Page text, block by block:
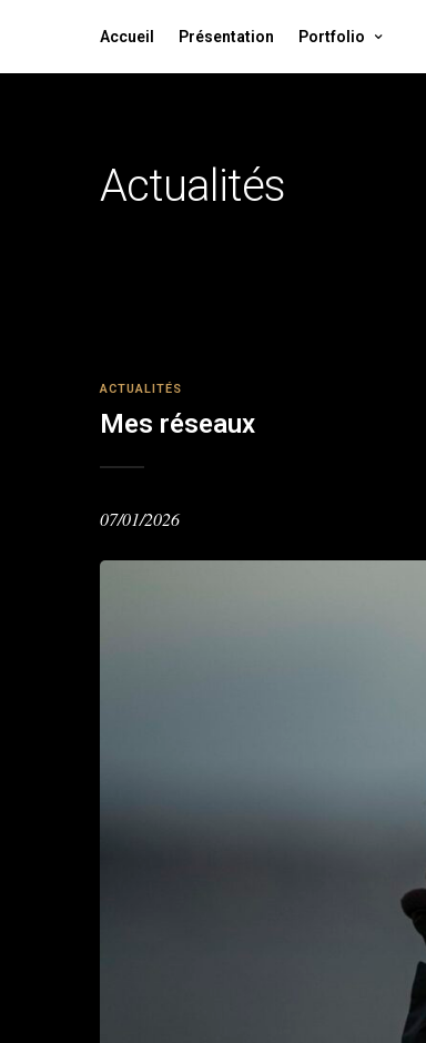
Accueil Présentation Portfolio
Actualités
ACTUALITÉS
Mes réseaux
07/01/2026